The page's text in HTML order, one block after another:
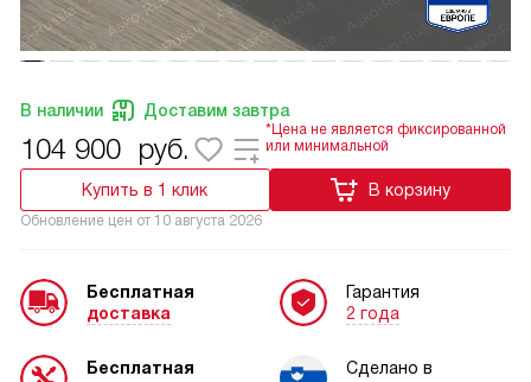
В наличии Доставим завтра
104 900 руб.
*Цена не является фиксированной
или минимальной
Купить в 1 клик В корзину
Обновление цен от 10 августа 2026
Бесплатная
доставка
Бесплатная
Гарантия
2 года
Сделано в